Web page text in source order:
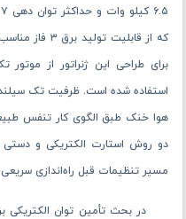
که از قابلیت
هوا خنک طبق الگوی کار تنفس
دو روش استارت الکتریکی و
مسیر تنظیمات قبل راه‌اندازی سریعی
در بحث تأمین توان الکتریکی